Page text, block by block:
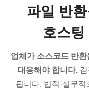
파일 반
호스팅
업체가 소스코드 반
대응해야 합니다.
됩니다. 법적·실무